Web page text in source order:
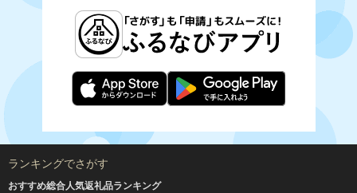
ランキングでさがす
おすすめ総合人気返礼品ランキング